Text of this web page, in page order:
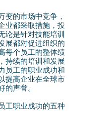
变的市场中竞争，
业都采取措施，投
论是针对技能培训
展都对促进组织的
每个员工的整体绩
持续的培训和发展
员工的职业成功和
提高企业在全球市
声誉。
工职业成功的五种